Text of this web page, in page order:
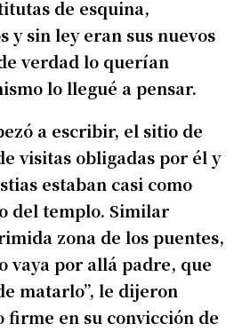
de esquina,
y sin ley eran sus nuevos
verdad lo querían
lo llegué a pensar.
a escribir, el sitio de
visitas obligadas por él y
estaban casi como
del templo. Similar
zona de los puentes,
vaya por allá padre, que
matarlo”, le dijeron
firme en su convicción de